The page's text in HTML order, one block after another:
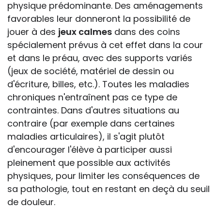
physique prédominante. Des aménagements
favorables leur donneront la possibilité de
jouer à des jeux calmes dans des coins
spécialement prévus à cet effet dans la cour
et dans le préau, avec des supports variés
(jeux de société, matériel de dessin ou
d'écriture, billes, etc.). Toutes les maladies
chroniques n'entraînent pas ce type de
contraintes. Dans d'autres situations au
contraire (par exemple dans certaines
maladies articulaires), il s'agit plutôt
d'encourager l'élève à participer aussi
pleinement que possible aux activités
physiques, pour limiter les conséquences de
sa pathologie, tout en restant en deçà du seuil
de douleur.